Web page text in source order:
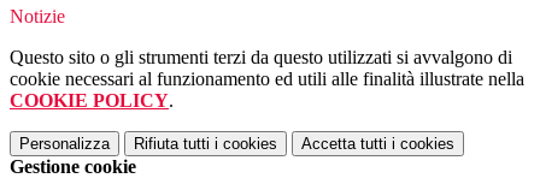
Notizie
Questo sito o gli strumenti terzi da questo utilizzati si avvalgono di
cookie necessari al funzionamento ed utili alle finalità illustrate nella
COOKIE POLICY.
Personalizza Rifiuta tutti i cookies Accetta tutti i cookies
Gestione cookie